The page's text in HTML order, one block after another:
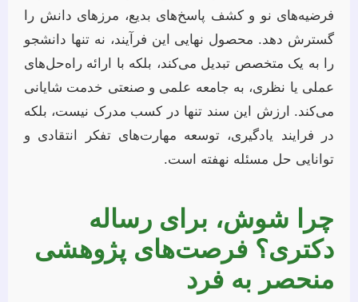
فرضیه‌های نو و کشف پاسخ‌های بدیع، مرزهای دانش را
گسترش دهد. محصول نهایی این فرآیند، نه تنها دانشجو
را به یک متخصص تبدیل می‌کند، بلکه با ارائه راه‌حل‌های
عملی یا نظری، به جامعه علمی و صنعتی خدمت شایانی
می‌کند. ارزش این سند تنها در کسب مدرک نیست، بلکه
در فرایند یادگیری، توسعه مهارت‌های تفکر انتقادی و
توانایی حل مسئله نهفته است.
چرا شوش، برای رساله
دکتری؟ فرصت‌های پژوهشی
منحصر به فرد